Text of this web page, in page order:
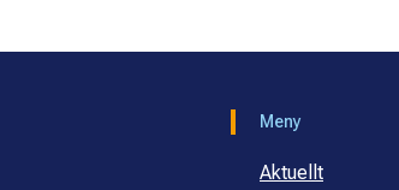
Meny
Aktuellt